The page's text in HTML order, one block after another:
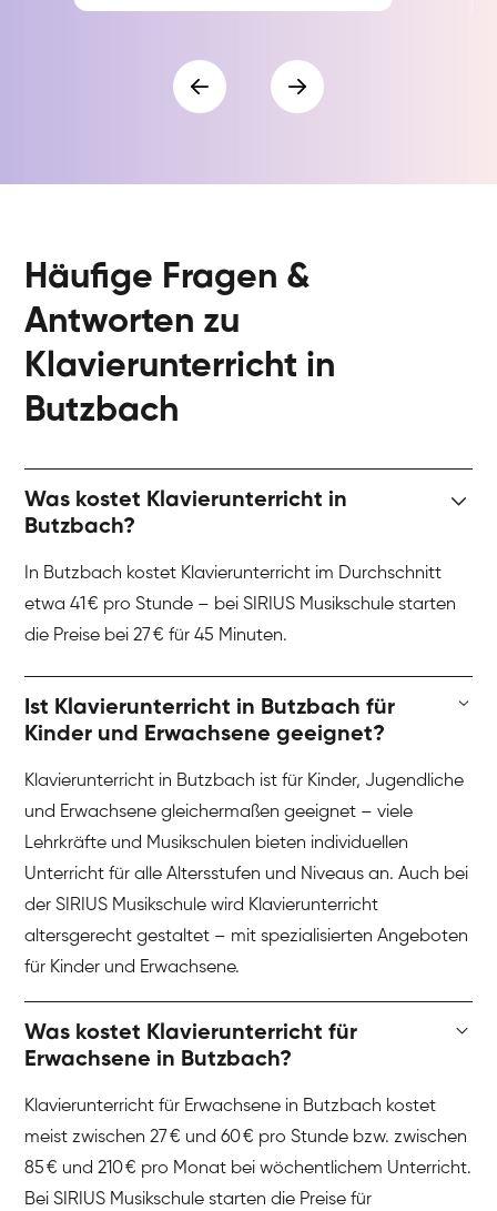
Häufige Fragen &
Antworten zu
Klavierunterricht in
Butzbach
Was kostet Klavierunterricht in
Butzbach?
In Butzbach kostet Klavierunterricht im Durchschnitt
etwa 41 € pro Stunde – bei SIRIUS Musikschule starten
die Preise bei 27 € für 45 Minuten.
Ist Klavierunterricht in Butzbach für
Kinder und Erwachsene geeignet?
Klavierunterricht in Butzbach ist für Kinder, Jugendliche
und Erwachsene gleichermaßen geeignet – viele
Lehrkräfte und Musikschulen bieten individuellen
Unterricht für alle Altersstufen und Niveaus an. Auch bei
der SIRIUS Musikschule wird Klavierunterricht
altersgerecht gestaltet – mit spezialisierten Angeboten
für Kinder und Erwachsene.
Was kostet Klavierunterricht für
Erwachsene in Butzbach?
Klavierunterricht für Erwachsene in Butzbach kostet
meist zwischen 27 € und 60 € pro Stunde bzw. zwischen
85 € und 210 € pro Monat bei wöchentlichem Unterricht.
Bei SIRIUS Musikschule starten die Preise für